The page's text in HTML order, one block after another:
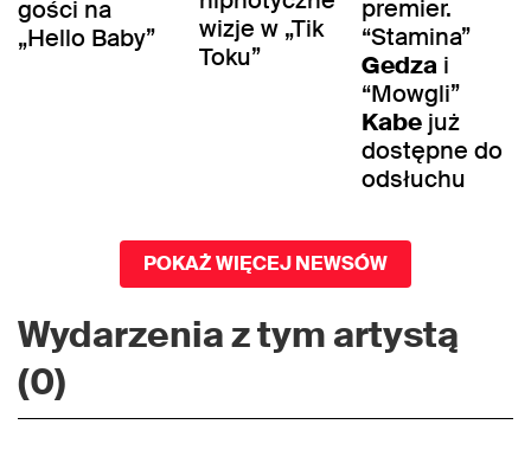
gości na
„Hello Baby”
wizje w „Tik
Toku”
premier.
“Stamina”
Gedza i
“Mowgli”
Kabe już
dostępne do
odsłuchu
POKAŻ WIĘCEJ NEWSÓW
Wydarzenia z tym artystą
(0)